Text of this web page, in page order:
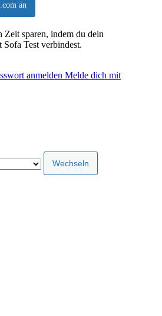
an
sparen, indem du dein
Test verbindest.
anmelden Melde dich mit